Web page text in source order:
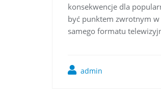
konsekwencje dla
być punktem zwrotnym w
samego formatu
admin